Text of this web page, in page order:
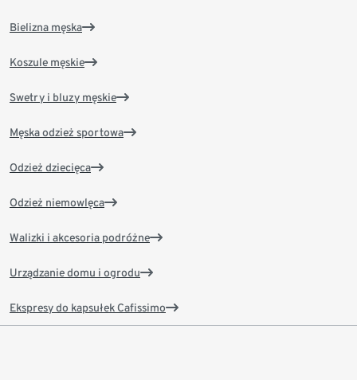
Bielizna męska
Koszule męskie
Swetry i bluzy męskie
Męska odzież sportowa
Odzież dziecięca
Odzież niemowlęca
Walizki i akcesoria podróżne
Urządzanie domu i ogrodu
Ekspresy do kapsułek Cafissimo